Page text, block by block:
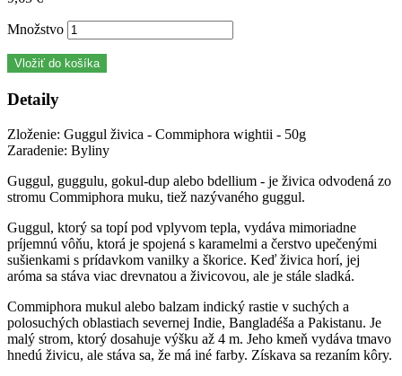
Množstvo
Vložiť do košíka
Detaily
Zloženie: Guggul živica - Commiphora wightii - 50g
Zaradenie: Byliny
Guggul, guggulu, gokul-dup alebo bdellium - je živica odvodená zo
stromu Commiphora muku, tiež nazývaného guggul.
Guggul, ktorý sa topí pod vplyvom tepla, vydáva mimoriadne
príjemnú vôňu, ktorá je spojená s karamelmi a čerstvo upečenými
sušienkami s prídavkom vanilky a škorice. Keď živica horí, jej
aróma sa stáva viac drevnatou a živicovou, ale je stále sladká.
Commiphora mukul alebo balzam indický rastie v suchých a
polosuchých oblastiach severnej Indie, Bangladéša a Pakistanu. Je
malý strom, ktorý dosahuje výšku až 4 m. Jeho kmeň vydáva tmavo
hnedú živicu, ale stáva sa, že má iné farby. Získava sa rezaním kôry.